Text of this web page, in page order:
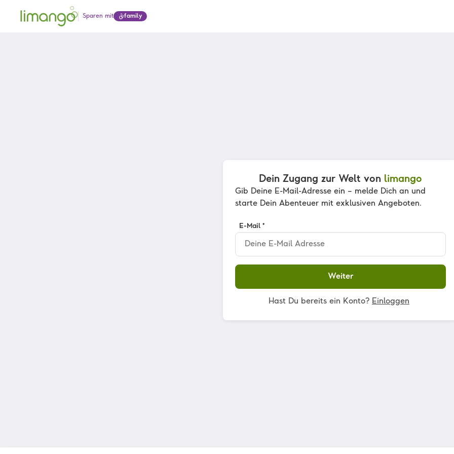
Sparen mit
family
Dein Zugang zur Welt von limango
Gib Deine E-Mail-Adresse ein – melde Dich an und
starte Dein Abenteuer mit exklusiven Angeboten.
E-Mail *
Weiter
Hast Du bereits ein Konto? Einloggen